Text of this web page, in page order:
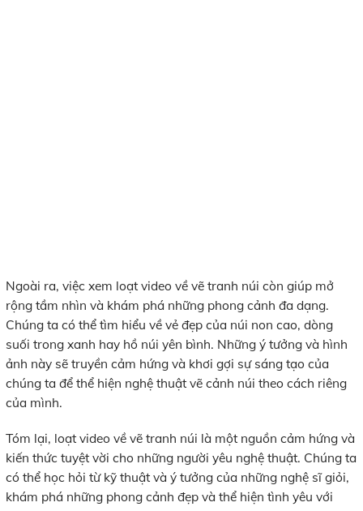
Ngoài ra, việc xem loạt video về vẽ tranh núi còn giúp mở
rộng tầm nhìn và khám phá những phong cảnh đa dạng.
Chúng ta có thể tìm hiểu về vẻ đẹp của núi non cao, dòng
suối trong xanh hay hồ núi yên bình. Những ý tưởng và hình
ảnh này sẽ truyền cảm hứng và khơi gợi sự sáng tạo của
chúng ta để thể hiện nghệ thuật vẽ cảnh núi theo cách riêng
của mình.
Tóm lại, loạt video về vẽ tranh núi là một nguồn cảm hứng và
kiến thức tuyệt vời cho những người yêu nghệ thuật. Chúng ta
có thể học hỏi từ kỹ thuật và ý tưởng của những nghệ sĩ giỏi,
khám phá những phong cảnh đẹp và thể hiện tình yêu với